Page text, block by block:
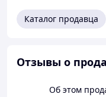
Каталог продавца
Отзывы о
Об этом